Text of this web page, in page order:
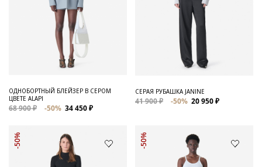
ОДНОБОРТНЫЙ БЛЕЙЗЕР В СЕРОМ
ЦВЕТЕ ALAPI
68 900 ₽ -50% 34 450 ₽
СЕРАЯ РУБАШКА JANINE
41 900 ₽ -50% 20 950 ₽
-50% -50%